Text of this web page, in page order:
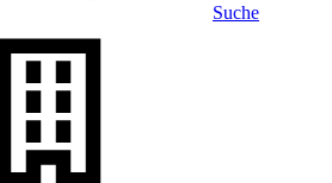
Suche